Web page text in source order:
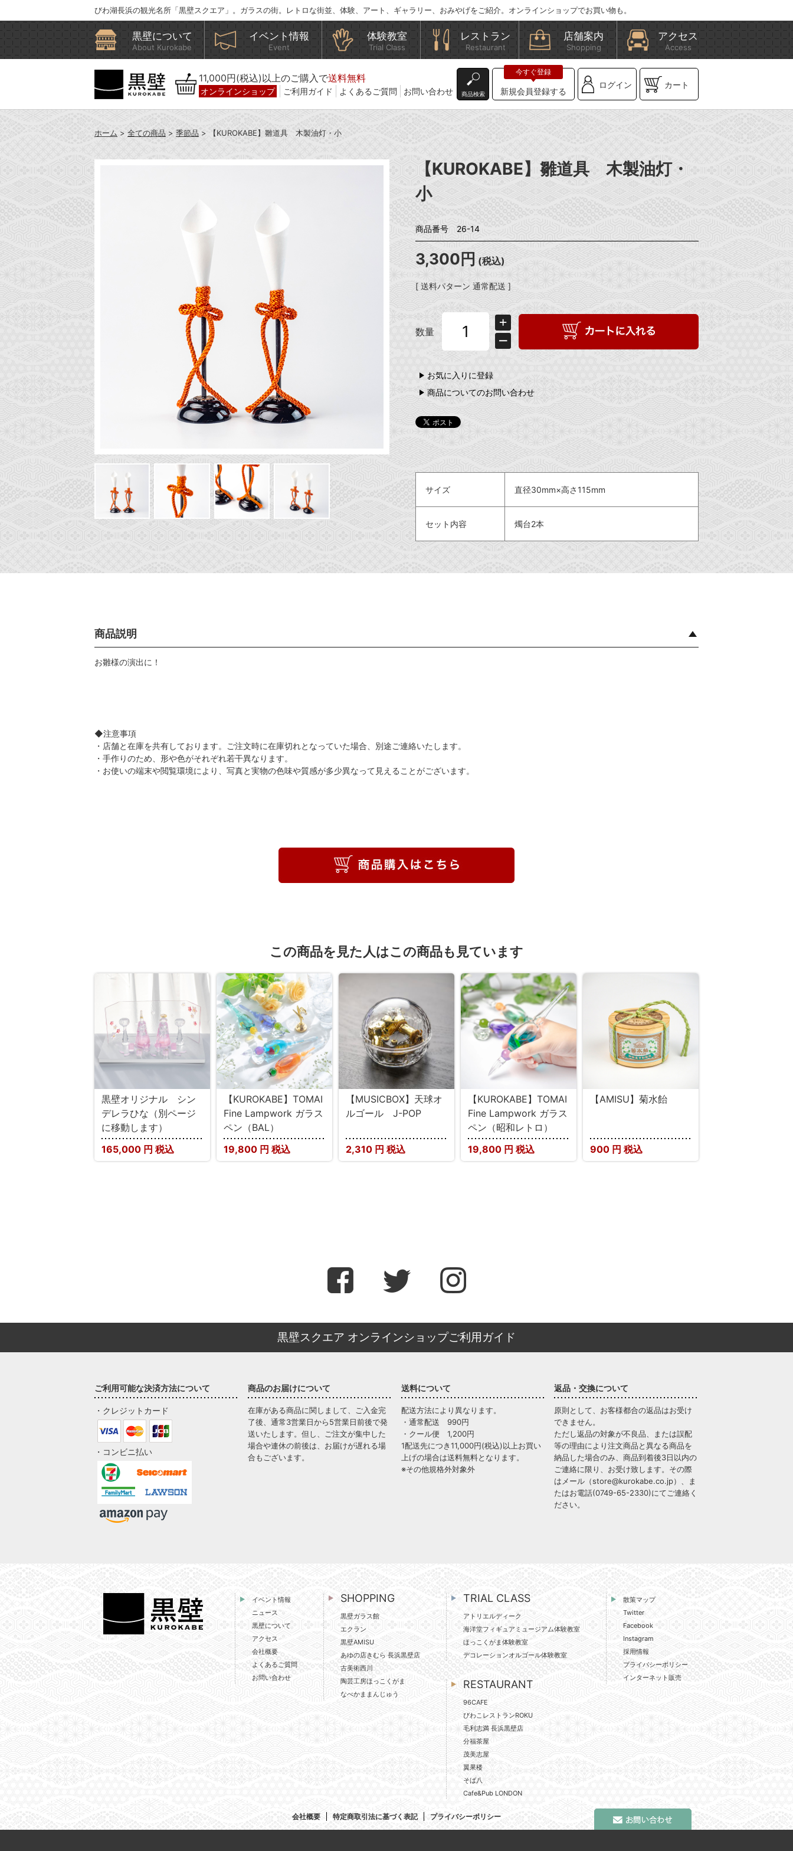
びわ湖長浜の観光名所「黒壁スクエア」。ガラスの街。レトロな街並、体験、アート、ギャラリー、おみやげをご紹介。オンラインショップでお買い物も。
黒壁について
About Kurokabe
イベント情報
Event
体験教室
Trial Class
レストラン
Restaurant
店舗案内
Shopping
アクセス
Access
11,000円(税込)以上のご購入で送料無料
オンラインショップ ご利用ガイド よくあるご質問 お問い合わせ 商品検索 新規会員登録する
ログイン カート
ホーム > 全ての商品 > 季節品 > 【KUROKABE】雛道具 木製油灯・小
【KUROKABE】雛道具 木製油灯・
小
商品番号 26-14
3,300円 (税込)
[ 送料パターン 通常配送 ]
数量
お気に入りに登録
商品についてのお問い合わせ
サイズ 直径30mm×高さ115mm
セット内容 燭台2本
商品説明
お雛様の演出に！
◆注意事項
・店舗と在庫を共有しております。ご注文時に在庫切れとなっていた場合、別途ご連絡いたします。
・手作りのため、形や色がそれぞれ若干異なります。
・お使いの端末や閲覧環境により、写真と実物の色味や質感が多少異なって見えることがございます。
この商品を見た人はこの商品も見ています
黒壁オリジナル シン
デレラひな（別ページ
に移動します）
165,000 円 税込
【KUROKABE】TOMAI
Fine Lampwork ガラス
ペン（BAL）
19,800 円 税込
【MUSICBOX】天球オ
ルゴール J-POP
2,310 円 税込
【KUROKABE】TOMAI
Fine Lampwork ガラス
ペン（昭和レトロ）
19,800 円 税込
【AMISU】菊水飴
900 円 税込
黒壁スクエア オンラインショップご利用ガイド
ご利用可能な決済方法について
・クレジットカード
・コンビニ払い
商品のお届けについて
在庫がある商品に関しまして、ご入金完
了後、通常3営業日から5営業日前後で発
送いたします。但し、ご注文が集中した
場合や連休の前後は、お届けが遅れる場
合もございます。
送料について
配送方法により異なります。
・通常配送 990円
・クール便 1,200円
1配送先につき11,000円(税込)以上お買い
上げの場合は送料無料となります。
※その他規格外対象外
返品・交換について
原則として、お客様都合の返品はお受け
できません。
ただし返品の対象が不良品、または誤配
等の理由により注文商品と異なる商品を
納品した場合のみ、商品到着後3日以内の
ご連絡に限り、お受け致します。その際
はメール（store@kurokabe.co.jp）、ま
たはお電話(0749-65-2330)にてご連絡く
ださい。
イベント情報
ニュース
黒壁について
アクセス
会社概要
よくあるご質問
お問い合わせ
SHOPPING
黒壁ガラス館
エクラン
黒壁AMISU
あゆの店きむら 長浜黒壁店
古美術西川
陶芸工房ほっこくがま
なべかままんじゅう
TRIAL CLASS
アトリエルディーク
海洋堂フィギュアミュージアム体験教室
ほっこくがま体験教室
デコレーションオルゴール体験教室
RESTAURANT
96CAFE
びわこレストランROKU
毛利志満 長浜黒壁店
分福茶屋
茂美志屋
翼果楼
そば八
Cafe&Pub LONDON
散策マップ
Twitter
Facebook
Instagram
採用情報
プライバシーポリシー
インターネット販売
会社概要 特定商取引法に基づく表記 プライバシーポリシー